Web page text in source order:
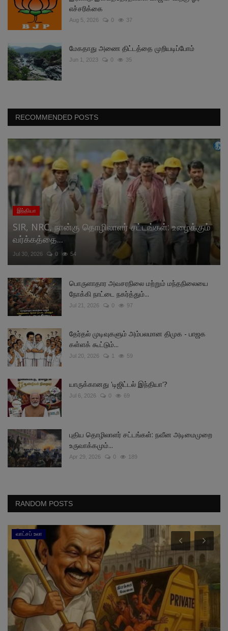
எச்சரிக்கை
Aug 5, 2026 0 37
மேகதாது அணை திட்டத்தை முறியடிப்போம்
Jun 1, 2023 0 35
RECOMMENDED POSTS
இந்தியா
SIR, NRC, நான்கு தொழிலாளர் சட்டங்கள்: உழைக்கும்
வர்க்கத்தை...
Jul 30, 2026 0 54
பொருளாதார அவசரநிலை மற்றும் மந்தநிலையை
நோக்கி நாட்டை நகர்த்தும்...
Jul 21, 2026 0 97
தேர்தல் முடிவுகளும் அம்பலமான திமுக - பாஜக
கள்ளக் கூட்டும்...
Jul 20, 2026 1 59
யாருக்கானது 'டிஜிட்டல் இந்தியா'?
Jul 6, 2026 0 69
புதிய தொழிலாளர் சட்டங்கள்: நவீன அடிமைமுறை
உருவாக்கமும்...
Apr 29, 2026 0 189
RANDOM POSTS
வாட்சப் உலா